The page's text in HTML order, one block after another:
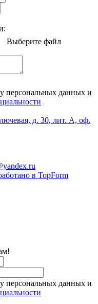
Выберите файл
персональных данных и
д. 30, лит. А, оф.
в TopForm
персональных данных и